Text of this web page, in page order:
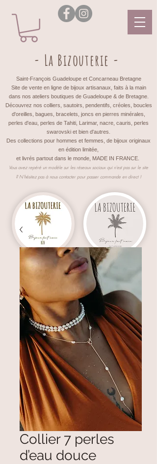
- La Bizouterie -
Saint-François Guadeloupe et Concarneau Bretagne
Site de vente en ligne de bijoux artisanaux, faits à la main
dans nos ateliers boutiques de Guadeloupe & de Bretagne.
Découvrez nos colliers, sautoirs, pendentifs, créoles, boucles
d'oreilles, bagues, bracelets, joncs en pierres minérales,
perles d'eau, perles de Tahiti, Larimar, nacre, cauris, perles
swarovski et bien d'autres.
Des collections pour hommes et femmes, de bijoux originaux
en édition limitée,
et livrés partout dans le monde, MADE IN FRANCE.
Vous avez repéré un modèle sur les réseaux sociaux qui n'est pas sur le site
? N'hésitez pas à nous contacter pour passer commande en direct !
Collier 7 perles
d’eau douce